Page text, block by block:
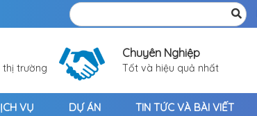
thị trường
Chuyên Nghiệp
Tốt và hiệu quả nhất
VỤ DỰ ÁN TIN TỨC VÀ BÀI VIẾT